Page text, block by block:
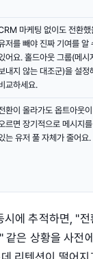
마케팅 없이도 전환했
저를 빼야 진짜 기여를 알
어요. 홀드아웃 그룹(메시
내지 않는 대조군)을 설정
교하세요.
환이 올라가도 옵트아웃
르면 장기적으로 메시지
는 유저 풀 자체가 줄어요.
에 추적하면, "전
같은 상황을 사전